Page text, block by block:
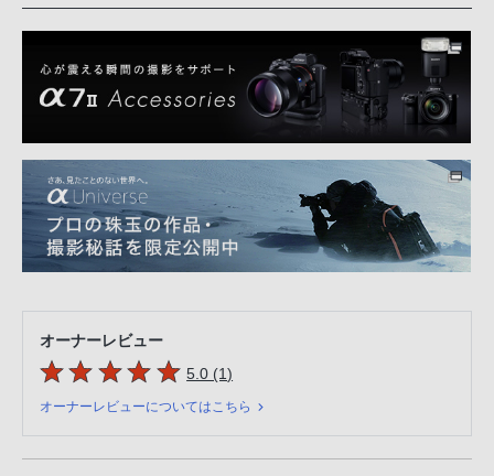
オーナーレビュー
5つの星のうち
5.0 (1件のレビュー
)
オーナーレビューについてはこちら